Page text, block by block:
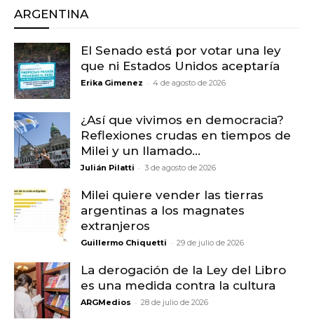
ARGENTINA
El Senado está por votar una ley
que ni Estados Unidos aceptaría
Erika Gimenez - 4 de agosto de 2026
¿Así que vivimos en democracia?
Reflexiones crudas en tiempos de
Milei y un llamado...
Julián Pilatti - 3 de agosto de 2026
Milei quiere vender las tierras
argentinas a los magnates
extranjeros
Guillermo Chiquetti - 29 de julio de 2026
La derogación de la Ley del Libro
es una medida contra la cultura
ARGMedios - 28 de julio de 2026